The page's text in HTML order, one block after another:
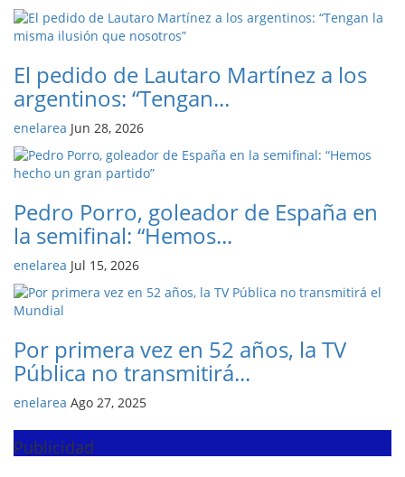
El pedido de Lautaro Martínez a los
argentinos: “Tengan...
enelarea Jun 28, 2026
Pedro Porro, goleador de España en
la semifinal: “Hemos...
enelarea Jul 15, 2026
Por primera vez en 52 años, la TV
Pública no transmitirá...
enelarea Ago 27, 2025
Publicidad